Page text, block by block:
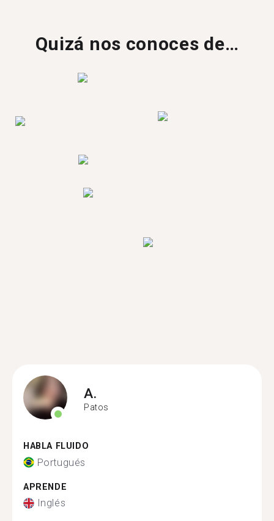
Quizá nos conoces de…
A.
Patos
HABLA FLUIDO
Portugués
APRENDE
Inglés